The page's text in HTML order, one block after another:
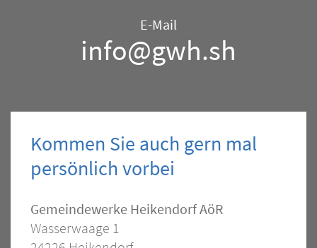
E-Mail
info@gwh.sh
Kommen Sie auch gern mal
persönlich vorbei
Kontakt
–
Gemeindewerke Heikendorf AöR
Wasserwaage 1